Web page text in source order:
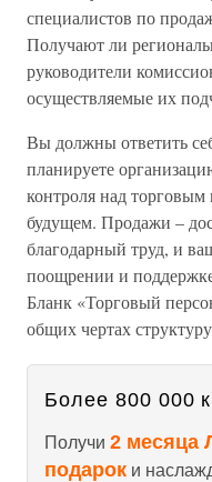
специалистов по
Получают ли
руководители
осуществляемые их
Вы должны ответить
планируете
контроля над
будущем. Продажи –
благодарный труд, и
поощрении и
Бланк «Торговый
общих чертах
Более 800 000
Получи 2 месяца
подарок и